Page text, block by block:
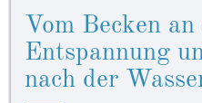
Vom Becken
Entspannung
nach der